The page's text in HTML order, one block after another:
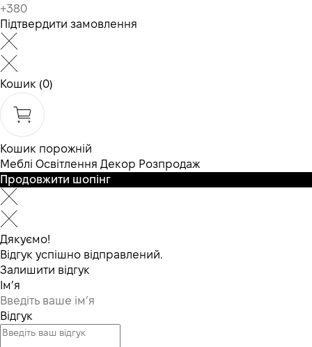
Підтвердити замовлення
Кошик (0)
Кошик порожній
Меблі Освітлення Декор Розпродаж
Продовжити шопінг
Дякуємо!
Відгук успішно відправлений.
Залишити відгук
Ім’я
Відгук